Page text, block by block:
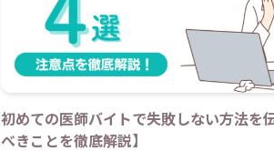
初めての医師バイトで失敗しない方法を
べきことを徹底解説】